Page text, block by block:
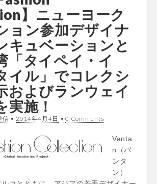
】ニューヨーク
ョン参加デザイナ
キュベーションと
「タイペイ・イ
イル」でコレクシ
およびランウェイ
実施！
信 • 2014年4月4日 •0 Comments
Vanta
n（バ
ンタ
ン）